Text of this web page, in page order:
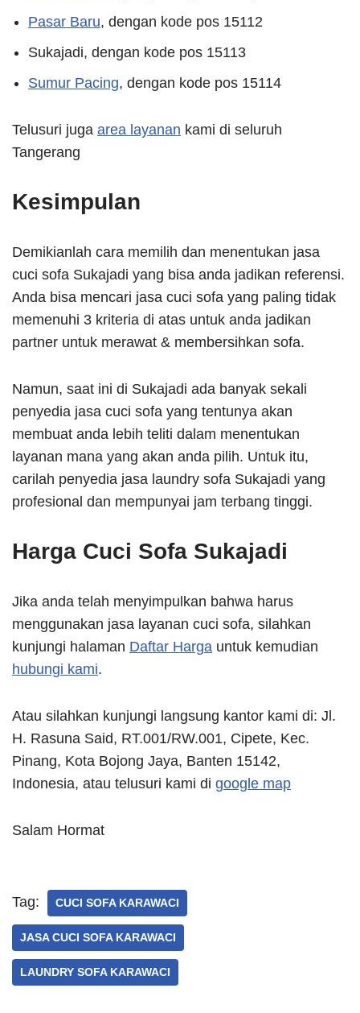
Pasar Baru, dengan kode pos 15112
Sukajadi, dengan kode pos 15113
Sumur Pacing, dengan kode pos 15114
Telusuri juga area layanan kami di seluruh
Tangerang
Kesimpulan
Demikianlah cara memilih dan menentukan jasa
cuci sofa Sukajadi yang bisa anda jadikan referensi.
Anda bisa mencari jasa cuci sofa yang paling tidak
memenuhi 3 kriteria di atas untuk anda jadikan
partner untuk merawat & membersihkan sofa.
Namun, saat ini di Sukajadi ada banyak sekali
penyedia jasa cuci sofa yang tentunya akan
membuat anda lebih teliti dalam menentukan
layanan mana yang akan anda pilih. Untuk itu,
carilah penyedia jasa laundry sofa Sukajadi yang
profesional dan mempunyai jam terbang tinggi.
Harga Cuci Sofa Sukajadi
Jika anda telah menyimpulkan bahwa harus
menggunakan jasa layanan cuci sofa, silahkan
kunjungi halaman Daftar Harga untuk kemudian
hubungi kami.
Atau silahkan kunjungi langsung kantor kami di: Jl.
H. Rasuna Said, RT.001/RW.001, Cipete, Kec.
Pinang, Kota Bojong Jaya, Banten 15142,
Indonesia, atau telusuri kami di google map
Salam Hormat
Tag: CUCI SOFA KARAWACI
JASA CUCI SOFA KARAWACI
LAUNDRY SOFA KARAWACI